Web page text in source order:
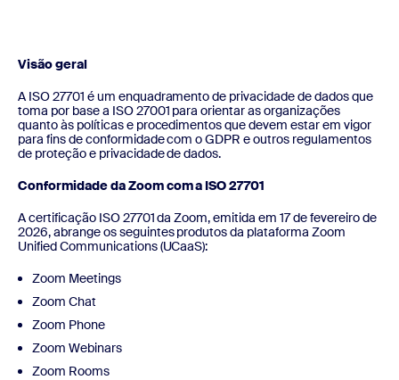
Visão geral
A ISO 27701 é um enquadramento de privacidade de dados que
toma por base a ISO 27001 para orientar as organizações
quanto às políticas e procedimentos que devem estar em vigor
para fins de conformidade com o GDPR e outros regulamentos
de proteção e privacidade de dados.
Conformidade da Zoom com a ISO 27701
A certificação ISO 27701 da Zoom, emitida em 17 de fevereiro de
2026, abrange os seguintes produtos da plataforma Zoom
Unified Communications (UCaaS):
Zoom Meetings
Zoom Chat
Zoom Phone
Zoom Webinars
Zoom Rooms